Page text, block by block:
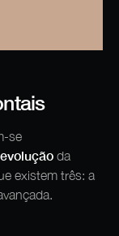
se
da
existem três: a